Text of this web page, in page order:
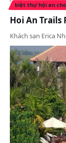
biệt thự hội an
Hoi An Trails
Khách sạn Erica